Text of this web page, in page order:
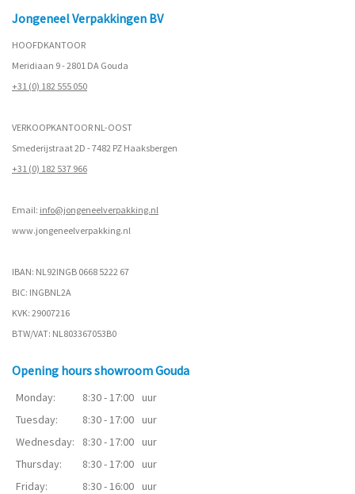
Jongeneel Verpakkingen BV
HOOFDKANTOOR
Meridiaan 9 - 2801 DA Gouda
+31 (0) 182 555 050
VERKOOPKANTOOR NL-OOST
Smederijstraat 2D - 7482 PZ Haaksbergen
+31 (0) 182 537 966
Email: info@jongeneelverpakking.nl
www.jongeneelverpakking.nl
IBAN: NL92INGB 0668 5222 67
BIC: INGBNL2A
KVK: 29007216
BTW/VAT: NL803367053B0
Opening hours showroom Gouda
Monday: 8:30 - 17:00 uur
Tuesday:
8:30 - 17:00 uur
Wednesday:
8:30 - 17:00 uur
Thursday:
8:30 - 17:00 uur
Friday:
8:30 - 16:00 uur